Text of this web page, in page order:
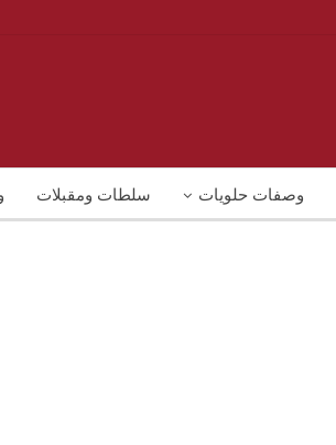
وصفات حلويات سلطات ومقبلات